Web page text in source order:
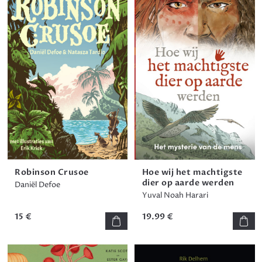
Robinson Crusoe
Daniël Defoe
15 €
Hoe wij het machtigste
dier op aarde werden
Yuval Noah Harari
19.99 €